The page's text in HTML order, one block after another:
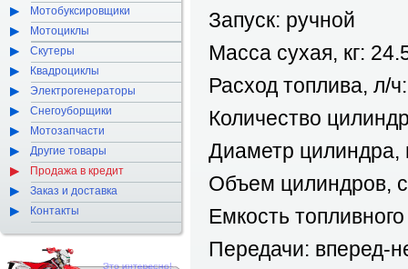
Запуск: ручной
Масса сухая, кг:
Расход топлива, л/
Количество
Диаметр
Объем цилиндров,
Емкость
Передачи: вперед-
Мотобуксировщики
Мотоциклы
Скутеры
Квадроциклы
Электрогенераторы
Снегоуборщики
Мотозапчасти
Другие товары
Продажа в кредит
Заказ и доставка
Контакты